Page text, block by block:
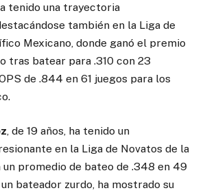
tenido una trayectoria
también en la Liga de
Mexicano, donde ganó el premio
tras batear para .310 con 23
de .844 en 61 juegos para los
, de 19 años, ha tenido un
en la Liga de Novatos de la
un promedio de bateo de .348 en 49
bateador zurdo, ha mostrado su